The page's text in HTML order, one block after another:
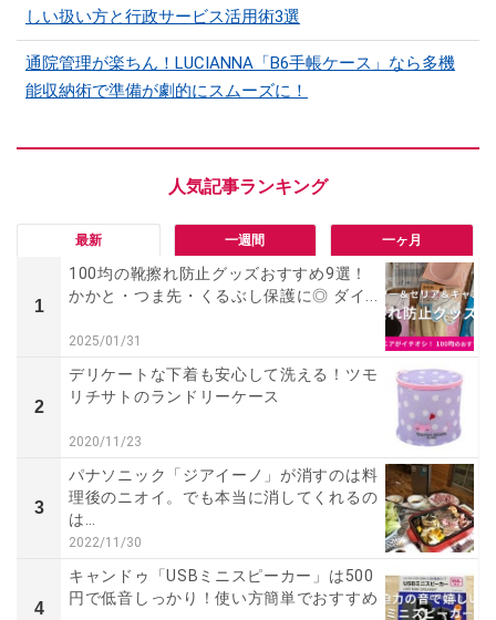
しい扱い方と行政サービス活用術3選
通院管理が楽ちん！LUCIANNA「B6手帳ケース」なら多機
能収納術で準備が劇的にスムーズに！
最新 一週間 一ヶ月
1
100均の靴擦れ防止グッズおすすめ9選！
かかと・つま先・くるぶし保護に◎ ダイ...
2025/01/31
2
デリケートな下着も安心して洗える！ツモ
リチサトのランドリーケース
2020/11/23
3
パナソニック「ジアイーノ」が消すのは料
理後のニオイ。でも本当に消してくれるの
は…
2022/11/30
4
キャンドゥ「USBミニスピーカー」は500
円で低音しっかり！使い方簡単でおすすめ